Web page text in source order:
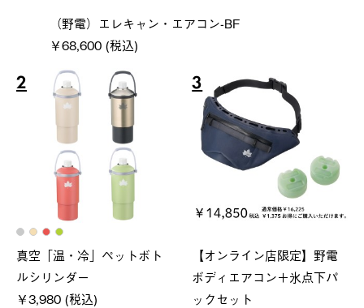
（野電）エレキャン・エアコン-BF
￥68,600 (税込)
2
真空「温・冷」ペットボト
ルシリンダー
￥3,980 (税込)
3
【オンライン店限定】野電
ボディエアコン＋氷点下パ
ックセット